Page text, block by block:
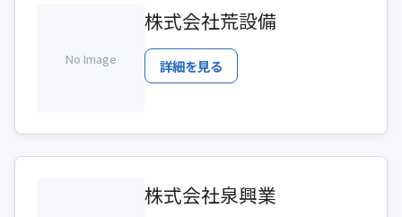
No Image
株式会社荒設備
詳細を見る
株式会社泉興業